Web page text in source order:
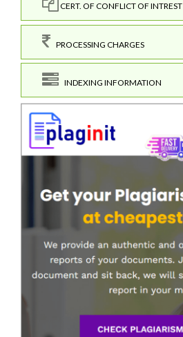
CERT. OF CONFLICT OF INTREST
PROCESSING CHARGES
INDEXING INFORMATION